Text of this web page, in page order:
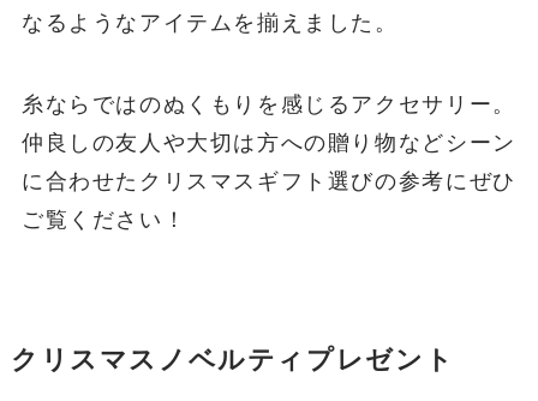
なるようなアイテムを揃えました。
糸ならではのぬくもりを感じるアクセサリー。
仲良しの友人や大切は方への贈り物などシーン
に合わせたクリスマスギフト選びの参考にぜひ
ご覧ください！
クリスマスノベルティプレゼント